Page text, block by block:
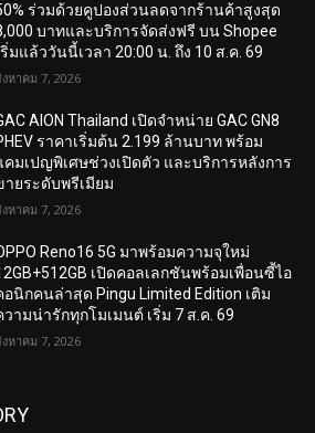
ร่วมด้วยคูปองส่วนลดจากร้านค้าสูงสุด
บาทและบริการจัดส่งฟรี บน Shopee
ริ่มแล้ววันนี้เวลา 20:00 น. ถึง 10 ส.ค. 69
งหาคม 7, 2026
AION Thailand เปิดจำหน่าย GAC GN8
ราคาเริ่มต้น 2.199 ล้านบาท พร้อม
คมเปญพิเศษช่วงเปิดตัว และบริการหลังการ
ายระดับพรีเมียม
งหาคม 7, 2026
Reno16 5G มาพร้อมความจุใหม่
เปิดคอลเลกชันพร้อมเพื่อนซี้ไอ
อนิกคนล่าสุด Pingu Limited Edition เติม
วามน่ารักทุกโมเมนต์ เริ่ม 7 ส.ค. 69
งหาคม 7, 2026